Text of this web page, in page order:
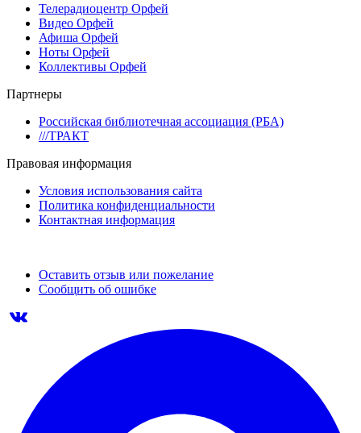
Телерадиоцентр Орфей
Видео Орфей
Афиша Орфей
Ноты Орфей
Коллективы Орфей
Партнеры
Российская библиотечная ассоциация (РБА)
///ТРАКТ
Правовая информация
Условия использования сайта
Политика конфиденциальности
Контактная информация
Оставить отзыв или пожелание
Сообщить об ошибке